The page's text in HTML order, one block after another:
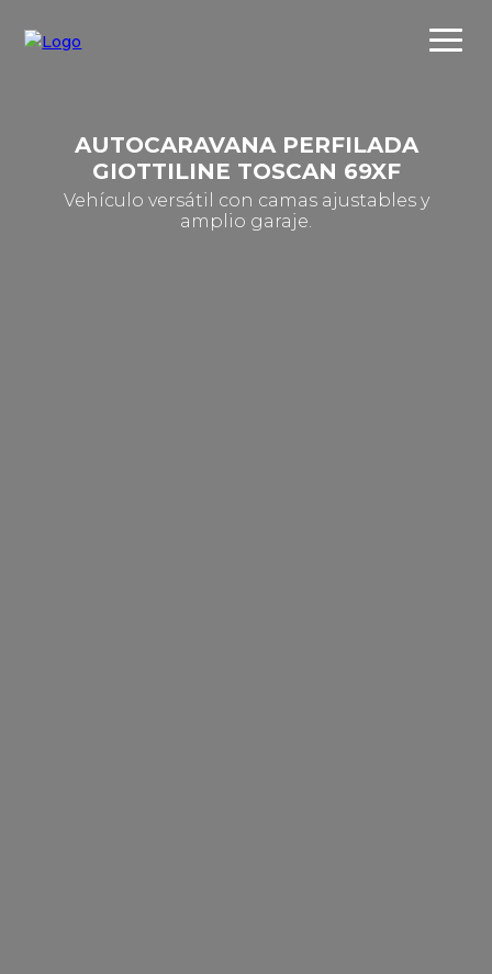
AUTOCARAVANA PERFILADA
GIOTTILINE TOSCAN 69XF
Vehículo versátil con camas ajustables y
amplio garaje.